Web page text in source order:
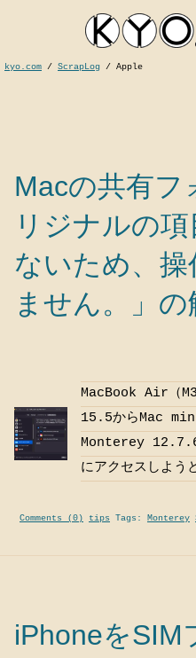
kyo.com / ScrapLog / Apple
Macの共有フ
リジナルの
ないため、操
ません。」の
MacBook Air（
15.5からMac
Monterey 12.7.6
にアクセスしよう
Comments (0) tips Tags: Monterey
iPhoneをSIM